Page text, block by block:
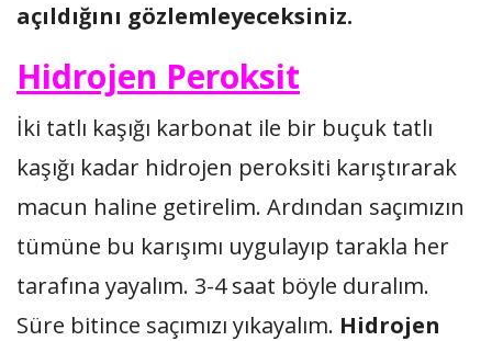
açıldığını gözlemleyeceksiniz.
Hidrojen Peroksit
İki tatlı kaşığı karbonat ile bir buçuk tatlı
kaşığı kadar hidrojen peroksiti karıştırarak
macun haline getirelim. Ardından saçımızın
tümüne bu karışımı uygulayıp tarakla her
tarafına yayalım. 3-4 saat böyle duralım.
Süre bitince saçımızı yıkayalım. Hidrojen